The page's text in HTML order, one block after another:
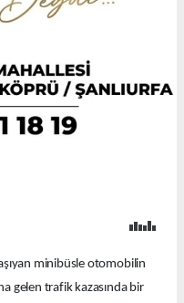
minibüsle otomobilin
gelen trafik kazasında bir